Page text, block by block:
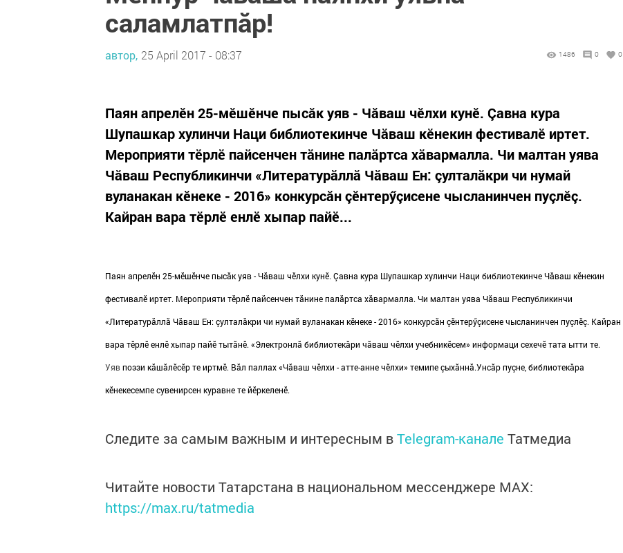
саламлатпăр!
автор, 25 April 2017 - 08:37 1486 0 0
Паян апрелӗн 25-мӗшӗнче пысăк уяв - Чăваш чӗлхи кунӗ. Çавна кура
Шупашкар хулинчи Наци библиотекинче Чăваш кӗнекин фестивалӗ иртет.
Мероприяти тӗрлӗ пайсенчен тăнине палăртса хăвармалла. Чи малтан уява
Чăваш Республикинчи «Литературăллă Чăваш Ен: çулталăкри чи нумай
вуланакан кӗнеке - 2016» конкурсăн çӗнтерӳçисене чысланинчен пуçлӗç.
Кайран вара тӗрлӗ енлĕ хыпар пайӗ...
Паян апрелӗн 25-мӗшӗнче пысăк уяв - Чăваш чӗлхи кунӗ. Çавна кура Шупашкар хулинчи Наци библиотекинче Чăваш кӗнекин
фестивалӗ иртет. Мероприяти тӗрлӗ пайсенчен тăнине палăртса хăвармалла. Чи малтан уява Чăваш Республикинчи
«Литературăллă Чăваш Ен: çулталăкри чи нумай вуланакан кӗнеке - 2016» конкурсăн çӗнтерӳçисене чысланинчен пуçлӗç. Кайран
вара тӗрлӗ енлĕ хыпар пайӗ тытăнӗ. «Электронлă библиотекăри чăваш чӗлхи учебникӗсем» информаци сехечӗ тата ытти те.
Уяв поэзи кăшăлӗсӗр те иртмӗ. Вăл паллах «Чăваш чӗлхи - атте-анне чӗлхи» темипе çыхăннă.Унсăр пуçне, библиотекăра
кӗнекесемпе сувенирсен куравне те йӗркеленӗ.
Следите за самым важным и интересным вTelegram-канале Татмедиа
Читайте новости Татарстана в национальном мессенджере MАХ:
https://max.ru/tatmedia